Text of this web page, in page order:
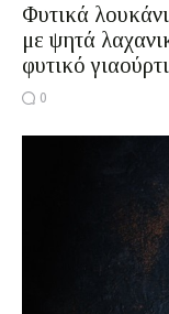
Φυτικά
με ψητά
φυτικό γιαούρτι
0